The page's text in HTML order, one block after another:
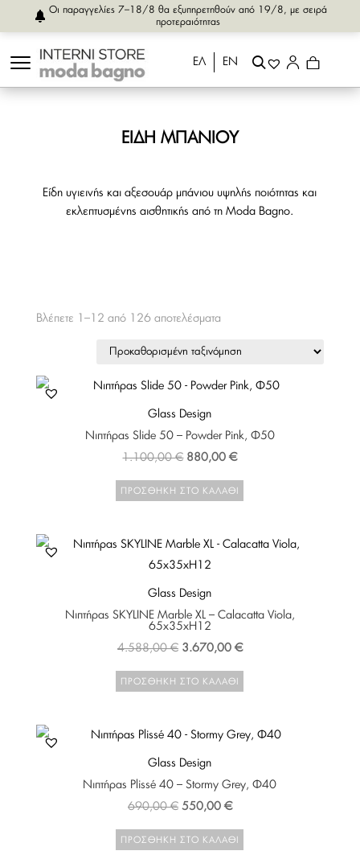
Οι παραγγελίες 7–18/8 θα εξυπηρετηθούν από 19/8, με σειρά
προτεραιότητας
ΕΛ ΕΝ
ΕΊΔΗ ΜΠΆΝΙΟΥ
Είδη υγιεινής και αξεσουάρ μπάνιου υψηλής ποιότητας και
εκλεπτυσμένης αισθητικής από τη Moda Bagno.
Βλέπετε 1–12 από 126 αποτελέσματα
Glass Design
Νιπτήρας Slide 50 – Powder Pink, Φ50
1.100,00€ Original
price
was:
880,00€Η
τρέχουσα
τιμή
880,00 €.
ΠΡΟΣΘΉΚΗ ΣΤΟ ΚΑΛΆΘΙ
Glass Design
Νιπτήρας SKYLINE Marble XL – Calacatta Viola,
65x35xH12
4.588,00€ Original
price
was:
3.670,00 €Η
τρέχουσα
τιμή
3.670,00 €.
ΠΡΟΣΘΉΚΗ ΣΤΟ ΚΑΛΆΘΙ
Glass Design
Νιπτήρας Plissé 40 – Stormy Grey, Φ40
690,00€ Original
price
was:
550,00 €Η
τρέχουσα
τιμή
ΠΡΟΣΘΉΚΗ ΣΤΟ ΚΑΛΆΘΙ